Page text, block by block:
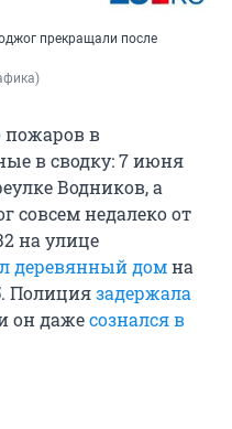
прекращали после
пожаров в
в сводку: 7 июня
Водников, а
совсем недалеко от
на улице
деревянный домна
Полициязадержала
он дажесознался в